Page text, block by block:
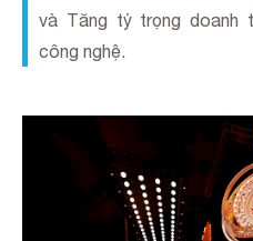
và Tăng tỷ trọng doanh
công nghệ.